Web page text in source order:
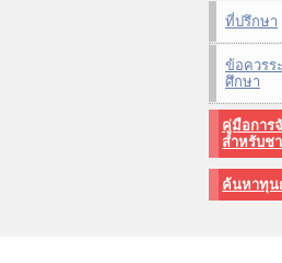
ที่ปรึกษา
ข้อควรร
ศึกษา
คู่มือการ
สำหรับช
ค้นหาทุน